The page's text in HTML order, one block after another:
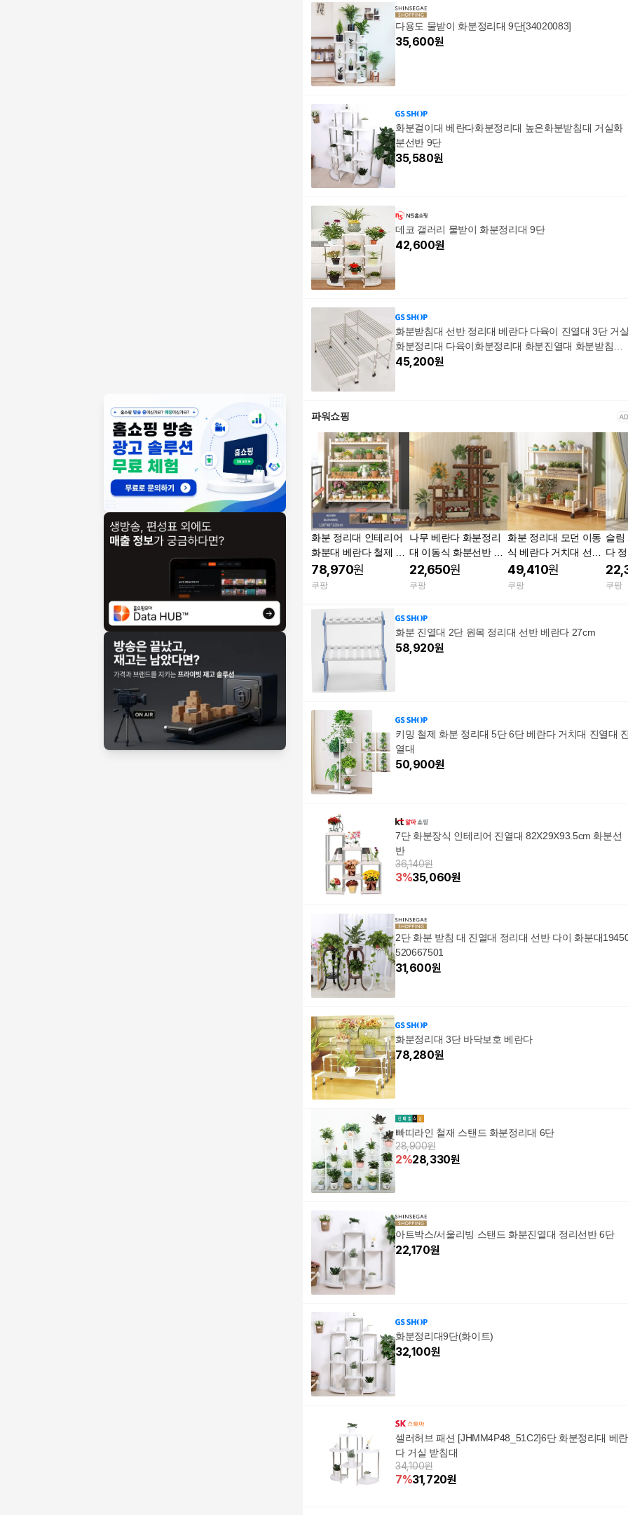
다용도 물받이 화분정리대 9단[34020083]
35,600원
화분걸이대 베란다화분정리대 높은화분받침대 거실화
분선반 9단
35,580원
데코 갤러리 물받이 화분정리대 9단
42,600원
화분받침대 선반 정리대 베란다 다육이 진열대 3단 거
화분정리대 다육이화분정리대 화분진열대 화분받침대
화분선반 화분정리대 화분다이
45,200원
파워쇼핑
화분 정리대 인테리어
화분대 베란다 철제 화
대 이동식 거실화분정
78,970원
쿠팡
나무 베란다 화분정리
대 이동식 화분선반 4
단 A형 강화 바퀴 포함
22,650원
쿠팡
화분 정리대 모던 이동
식 베란다 거치대 선반
진열대 3단 흰색
49,410원
쿠팡
슬림
다
럽 랙 1단 17_화이
드
쿠팡
화분 진열대 2단 원목 정리대 선반 베란다 27cm
58,920원
키밍 철제 화분 정리대 5단 6단 베란다 거치대 진열대
열대
50,900원
7단 화분장식 인테리어 진열대 82X29X93.5cm 화분선
반
36,140원
3%35,060원
2단 화분 받침 대 진열대 정리대 선반 다이 화분대
520667501
31,600원
화분정리대 3단 바닥보호 베란다
78,280원
빠띠라인 철재 스탠드 화분정리대 6단
28,900원
2%28,330원
아트박스/서울리빙 스탠드 화분진열대 정리선반 6단
22,170원
화분정리대9단(화이트)
32,100원
셀러허브 패션 [JHMM4P48_51C2]6단 화분정리대 베란
다 거실 받침대
34,100원
7%31,720원